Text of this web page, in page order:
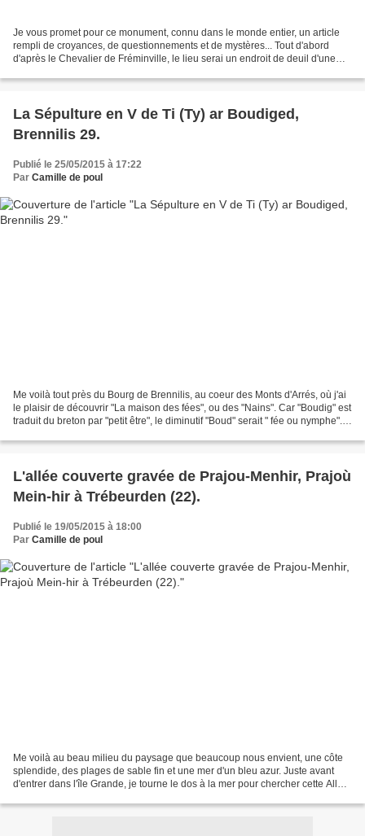
Je vous promet pour ce monument, connu dans le monde entier, un article
rempli de croyances, de questionnements et de mystères... Tout d'abord
d'après le Chevalier de Fréminville, le lieu serai un endroit de deuil d'une
La Sépulture en V de Ti (Ty) ar Boudiged,
Brennilis 29.
Publié le 25/05/2015 à 17:22
Par Camille de poul
Me voilà tout près du Bourg de Brennilis, au coeur des Monts d'Arrés, où j'ai
le plaisir de découvrir "La maison des fées", ou des "Nains". Car "Boudig" est
traduit du breton par "petit être", le diminutif "Boud" serait " fée ou nymphe".
L'allée couverte gravée de Prajou-Menhir, Prajoù
Mein-hir à Trébeurden (22).
Publié le 19/05/2015 à 18:00
Par Camille de poul
Me voilà au beau milieu du paysage que beaucoup nous envient, une côte
splendide, des plages de sable fin et une mer d'un bleu azur. Juste avant
d'entrer dans l'île Grande, je tourne le dos à la mer pour chercher cette Allée